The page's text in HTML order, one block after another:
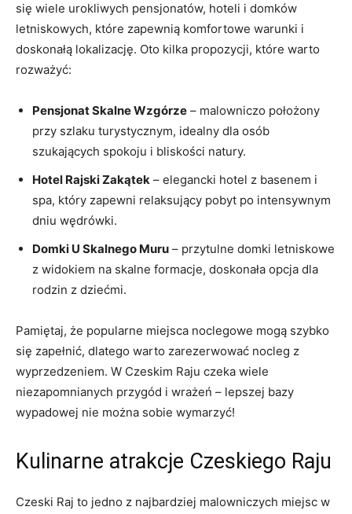
się wiele urokliwych ‌pensjonatów, hoteli ​i domków⁢
letniskowych, które zapewnią komfortowe ‌warunki i
doskonałą lokalizację. Oto kilka propozycji, które warto‌
rozważyć:
Pensjonat Skalne Wzgórze – ‌malowniczo położony
przy szlaku turystycznym, idealny dla osób
szukających spokoju ⁤i bliskości​ natury.
Hotel Rajski Zakątek – elegancki hotel z ⁣basenem i
spa, który ‌zapewni relaksujący pobyt ‌po intensywnym
dniu wędrówki.
Domki U Skalnego Muru ⁤– przytulne domki letniskowe
z widokiem na ​skalne formacje, doskonała‌ opcja⁢ dla
rodzin ​z dziećmi.
Pamiętaj, że ⁤popularne‌ miejsca ‌noclegowe ‍mogą szybko‌
się zapełnić, dlatego‍ warto zarezerwować‌ nocleg z​
wyprzedzeniem. W Czeskim Raju czeka⁤ wiele
niezapomnianych przygód i wrażeń ‍– lepszej bazy‍
wypadowej nie można sobie wymarzyć!
Kulinarne‍ atrakcje Czeskiego Raju
Czeski ⁢Raj to jedno z najbardziej ⁣malowniczych miejsc ‍w